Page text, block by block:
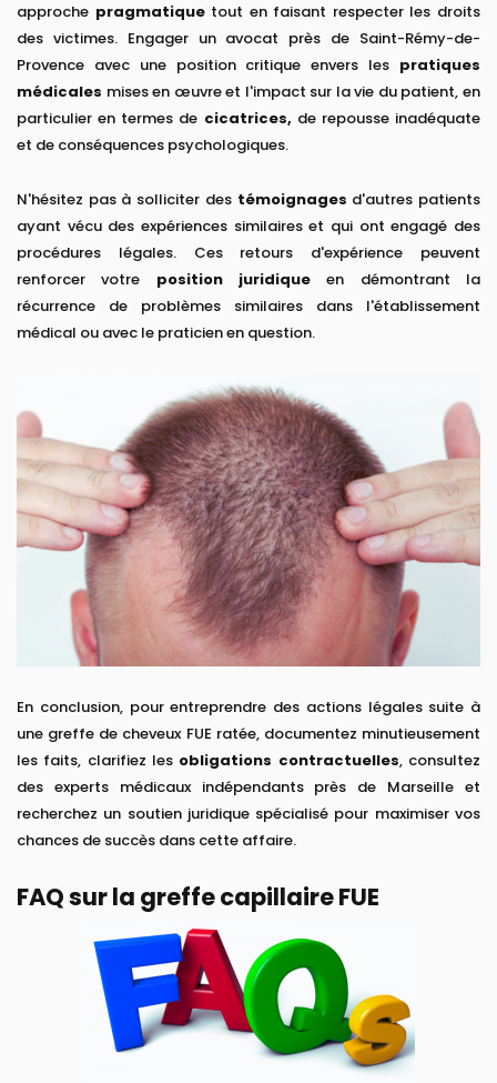
approche pragmatiquetout en faisant respecter les droits
des victimes. Engager un avocat près de Saint-Rémy-de-
Provence avec une position critique envers les pratiques
médicales mises en œuvre et l'impact sur la vie du patient, en
particulier en termes de cicatrices, de repousse inadéquate
et de conséquences psychologiques.
N'hésitez pas à solliciter des témoignages d'autres patients
ayant vécu des expériences similaires et qui ont engagé des
procédures légales. Ces retours d'expérience peuvent
renforcer votre position juridique en démontrant la
récurrence de problèmes similaires dans l'établissement
médical ou avec le praticien en question.
En conclusion, pour entreprendre des actions légales suite à
une greffe de cheveux FUE ratée, documentez minutieusement
les faits, clarifiez les obligations contractuelles, consultez
des experts médicaux indépendants près de Marseille et
recherchez un soutien juridique spécialisé pour maximiser vos
chances de succès dans cette affaire.
FAQ sur la greffe capillaire FUE